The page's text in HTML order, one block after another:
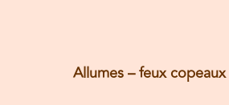
Allumes – feux copeaux